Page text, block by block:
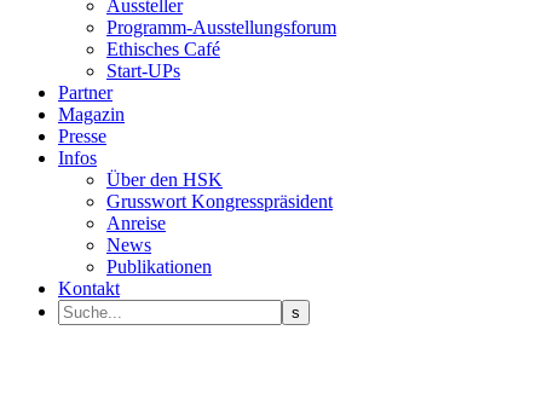
Aussteller
Programm-Ausstellungsforum
Ethisches Café
Start-UPs
Partner
Magazin
Presse
Infos
Über den HSK
Grusswort Kongresspräsident
Anreise
News
Publikationen
Kontakt